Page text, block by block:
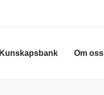
Kunskapsbank Om oss